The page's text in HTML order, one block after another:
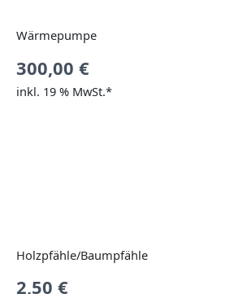
Wärmepumpe
300,00 €
inkl. 19 % MwSt.*
Holzpfähle/Baumpfähle
2,50 €